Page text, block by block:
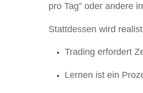
pro Tag” oder andere
Stattdessen wird
Trading erfordert
Lernen ist ein